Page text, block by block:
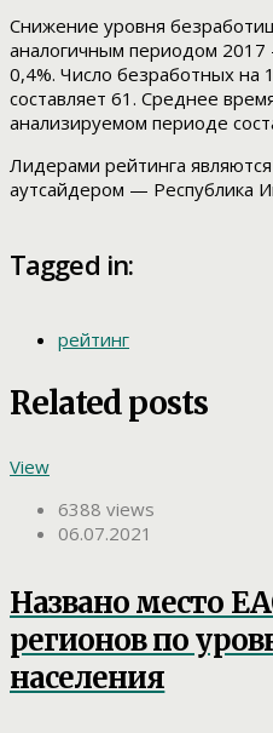
Снижение уровня
аналогичным периодом 2017
0,4%. Число безработных на
составляет 61. Среднее
анализируемом периоде
Лидерами рейтинга
аутсайдером — Республика
Tagged in:
рейтинг
Related posts
View
6388 views
06.07.2021
Названо место
регионов по
населения